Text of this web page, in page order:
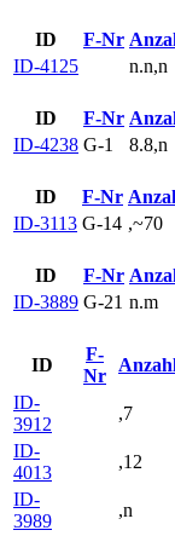
ID
F-Nr
ID-4125
n.n,n
ID
F-Nr
ID-4238 G-1 8.8,n
ID
F-Nr
ID-3113 G-14 ,~70
ID
F-Nr
ID-3889 G-21 n.m
ID
F-
Nr
ID-
3912
,7
ID-
4013
,12
ID-
3989
,n